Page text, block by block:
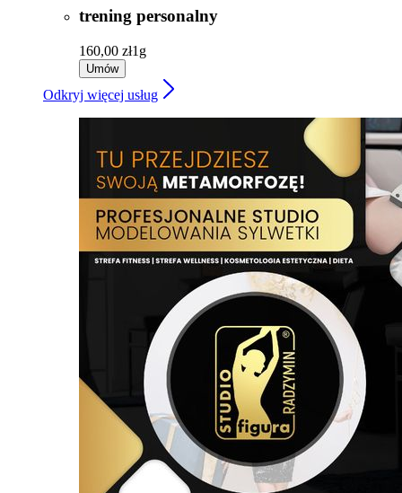
5.01016 opinii
5,9 km • Miła 1, 05-140, Serock
Konsultacja dietetyczna+ułożenie diety
150,00 zł45min
Umów
PRÓBNY TRENING PERSONALNY
trening personalny
160,00 zł
Odkryj więcej usług